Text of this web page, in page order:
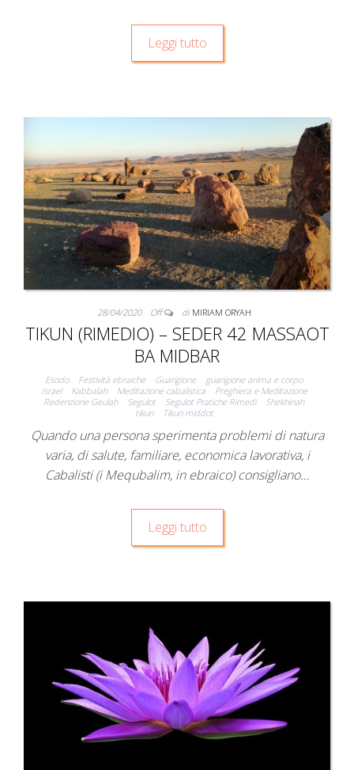
Leggi tutto
28/04/2020 Off di MIRIAM ORYAH
TIKUN (RIMEDIO) – SEDER 42 MASSAOT
BA MIDBAR
Esodo Festività ebraiche Guarigione
guarigione anima e corpo
Israel
Kabbalah Meditazione cabalistica
Preghiera e Meditazione
Redenzione Geulah
Segulot Segulot Pratiche Rimedi
Shekhinah
tikun
Tikun middot
Quando una persona sperimenta problemi di natura
varia, di salute, familiare, economica lavorativa, i
Cabalisti (i Mequbalim, in ebraico) consigliano…
Leggi tutto